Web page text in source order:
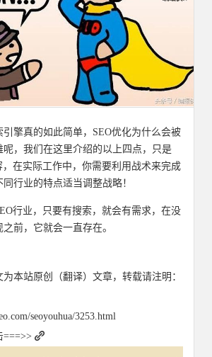
引擎真的如此简单，SEO优化为什么会被
呢，我们在这里介绍的以上四点，只是
，在实际工作中，你需要利用战术来完成
行业的特点适当调整战略！
行业，只要有搜索，就会有需求，在没
前，它就会一直存在。
本站原创（翻译）文章，转载请注明：
seoyouhua/3253.html
===>>